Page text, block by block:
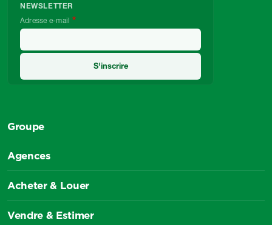
NEWSLETTER
Adresse e-mail
Groupe
Agences
Acheter & Louer
Vendre & Estimer